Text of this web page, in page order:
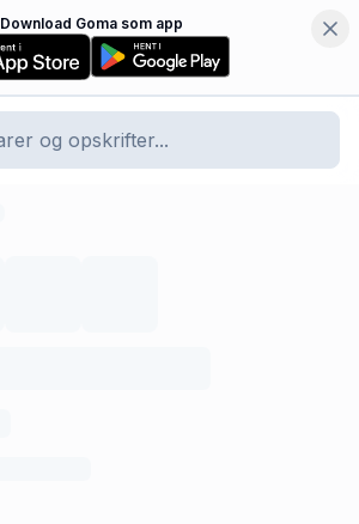
Download Goma som app